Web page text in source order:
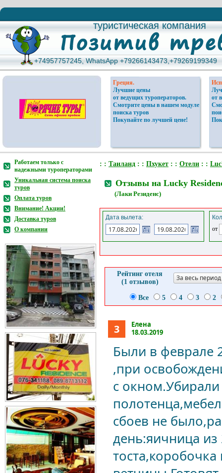
туристическая компания
туристическая компания
+74957757245, WhatsApp +79266143473,+79269199349
+74957757245, WhatsApp +79266143473,+79269199349
Греция.
Лучшие цены
от ведущих туроператоров.
Смотрите цены в нашем модуле
поиска туров
Покупайте по лучшей цене!
от
Работаем только с
надежными туроператорами
Уникальная система поиска
туров
Оплата туров
Внимание! Акции!
Доставка туров
О компании
: : Таиланд : : Пхукет : : Отели : :
Отзывы на Lucky
(Лаки Резиденс)
Дата вылета:
от
Рейтинг отеля
(1 отзывов)
За весь период
Все 5 4 3 2
3
Елена
18.03.2019
Были в феврале
,при
с
сбоев не
день:яичница